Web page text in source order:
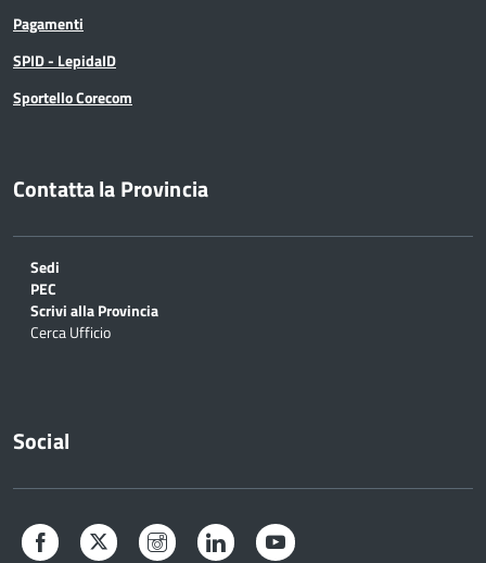
Pagamenti
SPID - LepidaID
Sportello Corecom
Contatta la Provincia
Sedi
PEC
Scrivi alla Provincia
Cerca Ufficio
Social
Facebook Twitter Instagram LinkedIn